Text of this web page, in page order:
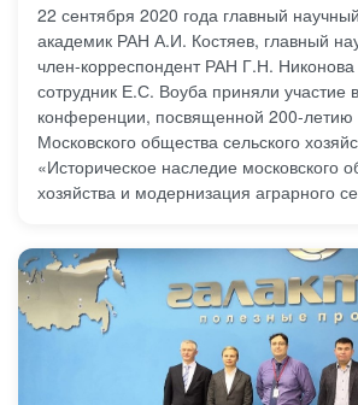
22 сентября 2020 года главный
академик РАН А.И. Костяев, главный
член-корреспондент РАН Г.Н.
сотрудник Е.С. Воуба приняли участие
конференции, посвященной 200-летию
Московского общества сельского
«Историческое наследие московского
хозяйства и модернизация аграрного